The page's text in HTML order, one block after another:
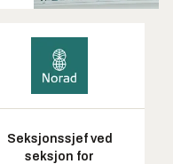
Seksjonssjef ved
seksjon for